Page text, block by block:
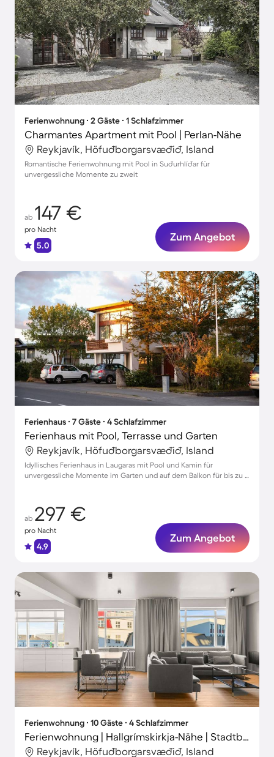
Ferienwohnung ∙ 2 Gäste ∙ 1 Schlafzimmer
Charmantes Apartment mit Pool | Perlan-Nähe
Reykjavík, Höfuðborgarsvæðið, Island
Romantische Ferienwohnung mit Pool in Suðurhlíðar für
unvergessliche Momente zu zweit
ab 147 €
pro Nacht
5.0
Zum Angebot
Ferienhaus ∙ 7 Gäste ∙ 4 Schlafzimmer
Ferienhaus mit Pool, Terrasse und Garten
Reykjavík, Höfuðborgarsvæðið, Island
Idyllisches Ferienhaus in Laugaras mit Pool und Kamin für
unvergessliche Momente im Garten und auf dem Balkon für bis zu 7
ab 297 €
pro Nacht
4.9
Zum Angebot
Ferienwohnung ∙ 10 Gäste ∙ 4 Schlafzimmer
Ferienwohnung | Hallgrímskirkja-Nähe | Stadtblick
Reykjavík, Höfuðborgarsvæðið, Island